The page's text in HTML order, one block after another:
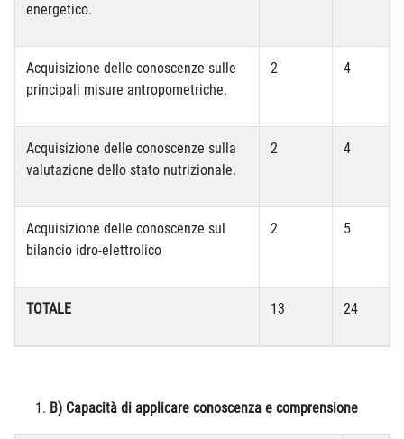
energetico.
Acquisizione delle conoscenze sulle
principali misure antropometriche.
2 4
Acquisizione delle conoscenze sulla
valutazione dello stato nutrizionale.
2 4
Acquisizione delle conoscenze sul
bilancio idro-elettrolico
2 5
TOTALE 13 24
B) Capacità di applicare conoscenza e comprensione